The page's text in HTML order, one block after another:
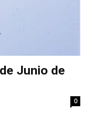
Junio de
0